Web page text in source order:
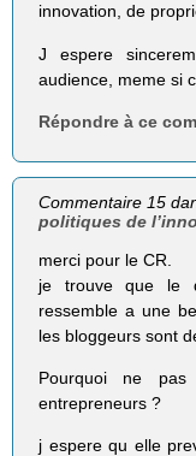
innovation, de
J espere
audience, meme si
Répondre à ce
Commentaire 15
politiques de
merci pour le CR.
je trouve que le
ressemble a une
les bloggeurs sont
Pourquoi ne
entrepreneurs ?
j espere qu elle